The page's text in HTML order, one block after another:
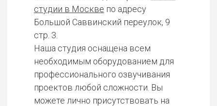
студии в Москве по адресу
Большой Саввинский переулок, 9
стр. 3.
Наша студия оснащена всем
необходимым оборудованием для
профессионального озвучивания
проектов любой сложности. Вы
можете лично присутствовать на